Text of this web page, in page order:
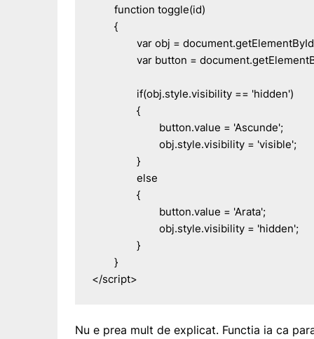
</script>
Nu e prea mult de explicat. Functia ia ca